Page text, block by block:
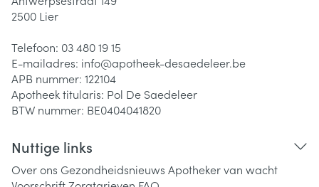
2500 Lier
Telefoon: 03 480 19 15
E-mailadres: info@apotheek-desaedeleer.be
APB nummer: 122104
Apotheek titularis: Pol De Saedeleer
BTW nummer: BE0404041820
Nuttige links
Over ons Gezondheidsnieuws Apotheker van wacht